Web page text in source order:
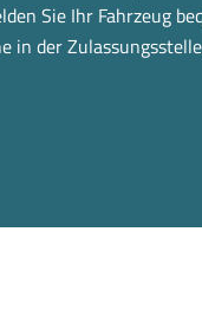
Sie Ihr Fahrzeug
in der